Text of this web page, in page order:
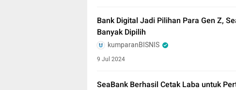
Bank Digital Jadi Pilihan Para Gen Z,
Banyak Dipilih
kumparanBISNIS
9 Jul 2024
SeaBank Berhasil Cetak Laba untuk